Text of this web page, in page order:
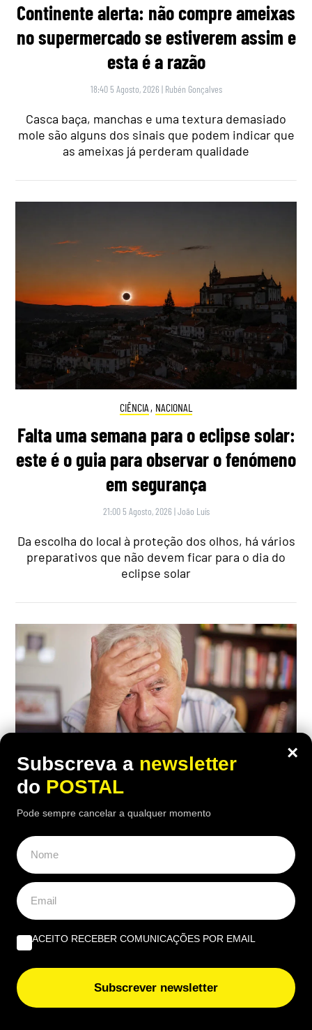
Continente alerta: não compre ameixas
no supermercado se estiverem assim e
esta é a razão
18:40 5 Agosto, 2026 | Rubén Gonçalves
Casca baça, manchas e uma textura demasiado
mole são alguns dos sinais que podem indicar que
as ameixas já perderam qualidade
CIÊNCIA , NACIONAL
Falta uma semana para o eclipse solar:
este é o guia para observar o fenómeno
em segurança
21:00 5 Agosto, 2026 |João Luís
Da escolha do local à proteção dos olhos, há vários
preparativos que não devem ficar para o dia do
eclipse solar
Inquilino recusou pagar taxa do lixo
porque o contrato não indicava o valor:
tribunal obrigou-o a pagar por este
motivo
O inquilino contestou a taxa do lixo por considerar
que contrato não era suficientemente claro, mas o
×
Subscreva a newsletter
do POSTAL
Pode sempre cancelar a qualquer momento
ACEITO RECEBER COMUNICAÇÕES POR EMAIL
Subscrever newsletter